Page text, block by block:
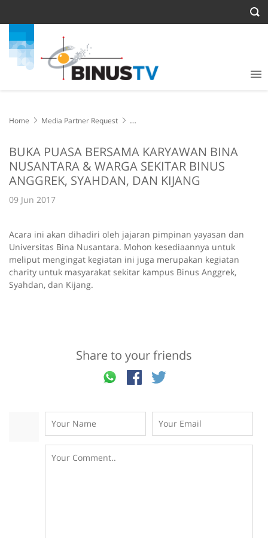
Home
Media Partner Request
BUKA PUASA BERSAMA KARYAWAN BINA
NUSANTARA & WARGA SEKITAR BINUS
ANGGREK, SYAHDAN, DAN KIJANG
09 Jun 2017
Acara ini akan dihadiri oleh jajaran pimpinan yayasan dan
Universitas Bina Nusantara. Mohon kesediaannya untuk
meliput mengingat kegiatan ini juga merupakan kegiatan
charity untuk masyarakat sekitar kampus Binus Anggrek,
Syahdan, dan Kijang.
Share to your friends